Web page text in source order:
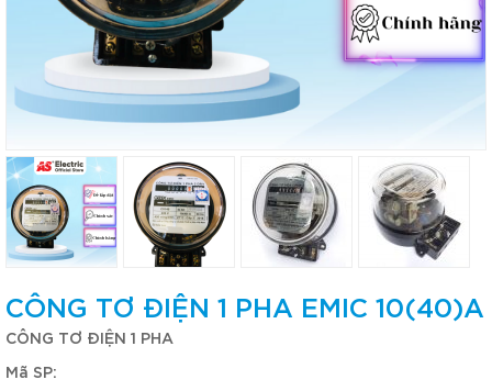
CÔNG TƠ ĐIỆN 1 PHA EMIC 10(40)A
CÔNG TƠ ĐIỆN 1 PHA
Mã SP: